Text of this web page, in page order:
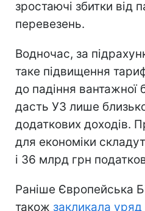
зростаючі збитки від
перевезень.
Водночас, за
таке підвищення
до падіння вантажної
дасть УЗ лише
додаткових доходів.
для економіки
і 36 млрд грн
Раніше Європейська
також закликала уряд